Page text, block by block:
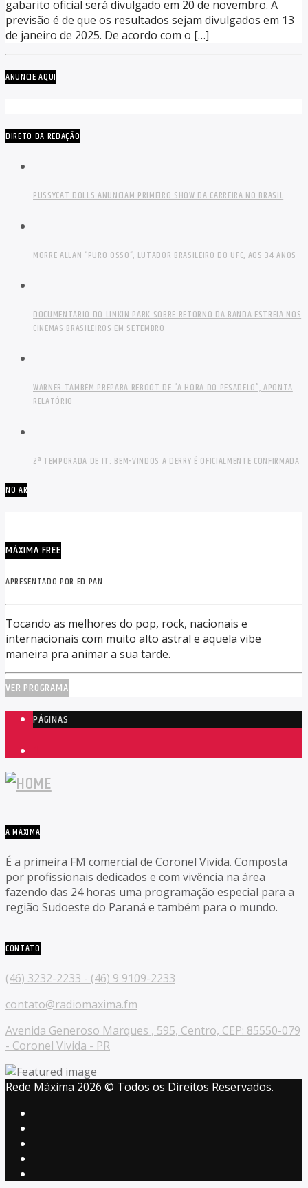
gabarito oficial será divulgado em 20 de novembro. A
previsão é de que os resultados sejam divulgados em 13
de janeiro de 2025. De acordo com o […]
ANUNCIE AQUI
DIRETO DA REDAÇÃO
PUSSYCAT DOLLS ANUNCIAM PRIMEIRO SHOW DA CARREIRA NO BRASIL
MORRE ALLAN “PURO OSSO”, LUTADOR BRASILEIRO DO UFC, AOS 34 ANOS
DOCUMENTÁRIO DO LINKIN PARK SOBRE RETORNO DA BANDA ESTREIA NOS
CINEMAS BRASILEIROS EM SETEMBRO
WARNER TAMBÉM PREPARA REBOOT DE “A HORA DO PESADELO”, APONTA
RELATÓRIO
2ª TEMPORADA DE IT: BEM-VINDOS A DERRY É OFICIALMENTE CONFIRMADA
NO AR
MÁXIMA FREE
APRESENTADO POR ED PAN
Tocando as melhores do pop, rock, nacionais e
internacionais com muito alto astral e aquela vibe
maneira pra animar a sua tarde.
VER PROGRAMA
PÁGINAS
A MÁXIMA
É a primeira FM comercial de Coronel Vivida. Composta
por profissionais dedicados e com vivência na área
fazendo das 24 horas uma programação especial para a
região Sudoeste do Paraná e também para o mundo.
CONTATO
(46) 3232-2233 - (46) 9 9109-2233
contato@radiomaxima.fm
Avenida Generoso Marques , 595, Centro, CEP: 85550-079
- Coronel Vivida - PR
Rede Máxima 2026 © Todos os Direitos Reservados.